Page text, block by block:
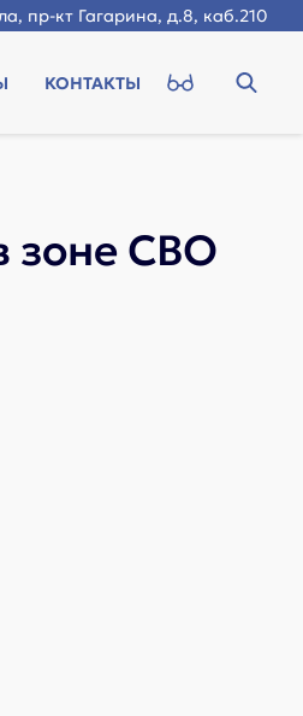
пр-кт Гагарина, д.8, каб.210
КОНТАКТЫ
зоне СВО